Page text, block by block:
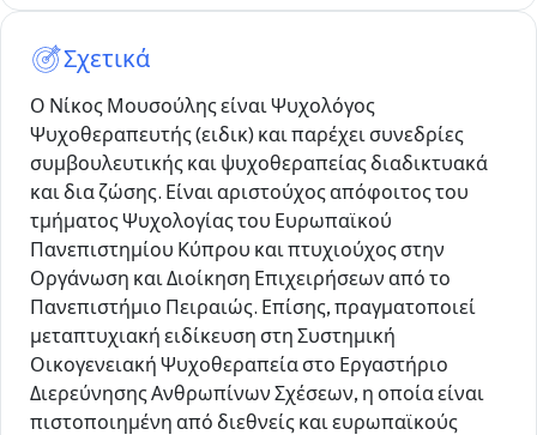
Σχετικά
Ο Νίκος Μουσούλης είναι Ψυχολόγος
Ψυχοθεραπευτής (ειδικ) και παρέχει συνεδρίες
συμβουλευτικής και ψυχοθεραπείας διαδικτυακά
και δια ζώσης. Είναι αριστούχος απόφοιτος του
τμήματος Ψυχολογίας του Ευρωπαϊκού
Πανεπιστημίου Κύπρου και πτυχιούχος στην
Οργάνωση και Διοίκηση Επιχειρήσεων από το
Πανεπιστήμιο Πειραιώς. Επίσης, πραγματοποιεί
μεταπτυχιακή ειδίκευση στη Συστημική
Οικογενειακή Ψυχοθεραπεία στο Εργαστήριο
Διερεύνησης Ανθρωπίνων Σχέσεων, η οποία είναι
πιστοποιημένη από διεθνείς και ευρωπαϊκούς